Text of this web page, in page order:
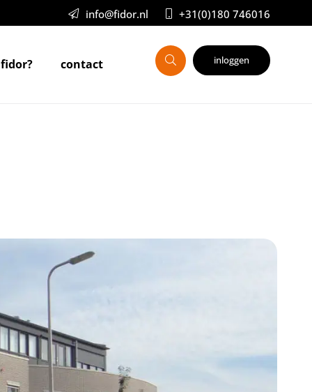
info@fidor.nl +31(0)180 746016
contact inloggen